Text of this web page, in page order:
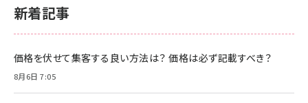
新着記事
価格を伏せて集客する良い方法は？ 価格は必ず記載すべき？
8月6日 7:05